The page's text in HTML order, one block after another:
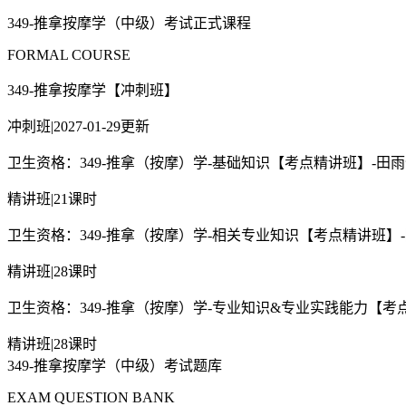
349-推拿按摩学（中级）考试正式课程
FORMAL COURSE
349-推拿按摩学【冲刺班】
冲刺班|2027-01-29更新
卫生资格：349-推拿（按摩）学-基础知识【考点精讲班】-田
精讲班|21课时
卫生资格：349-推拿（按摩）学-相关专业知识【考点精讲班】
精讲班|28课时
卫生资格：349-推拿（按摩）学-专业知识&专业实践能力【考
精讲班|28课时
349-推拿按摩学（中级）考试题库
EXAM QUESTION BANK